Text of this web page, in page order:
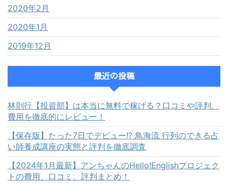
2020年2月
2020年1月
2019年12月
最近の投稿
林則行【投資部】は本当に無料で稼げる？口コミや評判、
費用を徹底的にレビュー！
【保存版】たった7日でデビュー!? 鳥海流 行列のできる占
い師養成講座の実態と評判を徹底調査
【2024年1月最新】アンちゃんのHello!Englishプロジェク
トの費用、口コミ、評判まとめ！